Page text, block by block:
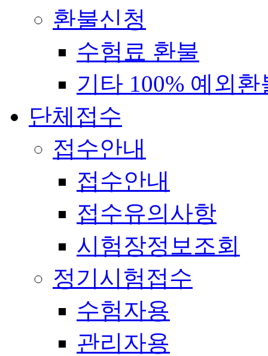
환불신청
수험료 환불
기타 100% 예외환
단체접수
접수안내
접수안내
접수유의사항
시험장정보조회
정기시험접수
수험자용
관리자용